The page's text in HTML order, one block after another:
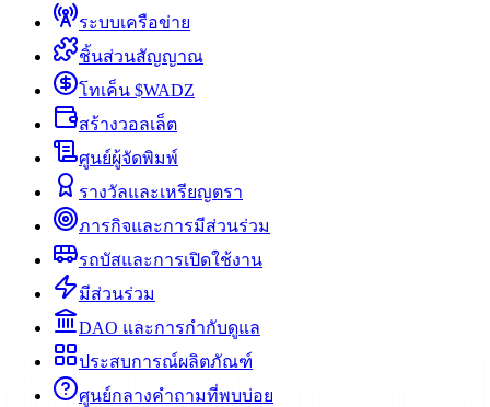
ระบบเครือข่าย
ชิ้นส่วนสัญญาณ
โทเค็น $WADZ
สร้างวอลเล็ต
ศูนย์ผู้จัดพิมพ์
รางวัลและเหรียญตรา
ภารกิจและการมีส่วนร่วม
รถบัสและการเปิดใช้งาน
มีส่วนร่วม
DAO และการกำกับดูแล
ประสบการณ์ผลิตภัณฑ์
ศูนย์กลางคำถามที่พบบ่อย